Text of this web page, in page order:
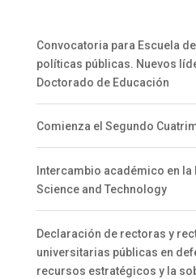
Convocatoria para Escuela
políticas públicas. Nuevos
Doctorado de Educación
Comienza el Segundo
Intercambio académico en la
Science and Technology
Declaración de rectoras y
universitarias públicas en
recursos estratégicos y la